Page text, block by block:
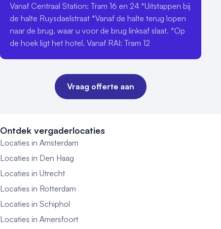
Vanaf Centraal Station: Tram 16 en 24 *Uitstappen bij
de halte Ruysdaelstraat *Vanaf de halte terug lopen
naar de brug, waar u voor de brug linksaf slaat. *Op
de hoek ligt het hotel. Vanaf RAI: Tram 12
Vraag offerte aan
Ontdek vergaderlocaties
Locaties in Amsterdam
Locaties in Den Haag
Locaties in Utrecht
Locaties in Rotterdam
Locaties in Schiphol
Locaties in Amersfoort